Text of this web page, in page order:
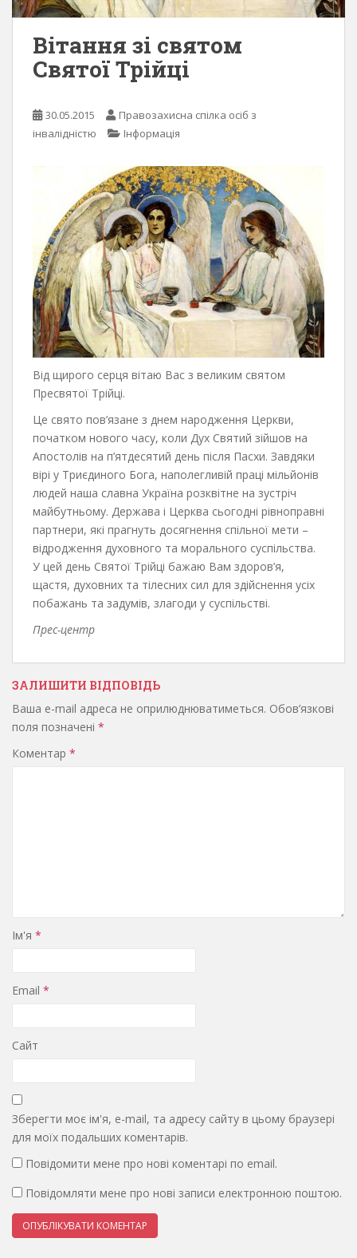
Вітання зі святом
Святої Трійці
30.05.2015
Правозахисна спілка осіб з
інвалідністю
Інформація
Від щирого серця вітаю Вас з великим святом
Пресвятої Трійці.
Це свято пов’язане з днем народження Церкви,
початком нового часу, коли Дух Святий зійшов на
Апостолів на п’ятдесятий день після Пасхи. Завдяки
вірі у Триєдиного Бога, наполегливій праці мільйонів
людей наша славна Україна розквітне на зустріч
майбутньому. Держава і Церква сьогодні рівноправні
партнери, які прагнуть досягнення спільної мети –
відродження духовного та морального суспільства.
У цей день Святої Трійці бажаю Вам здоров’я,
щастя, духовних та тілесних сил для здійснення усіх
побажань та задумів, злагоди у суспільстві.
Прес-центр
ЗАЛИШИТИ ВІДПОВІДЬ
Ваша e-mail адреса не оприлюднюватиметься. Обов’язкові
поля позначені *
Коментар *
Ім'я *
Email *
Сайт
Зберегти моє ім'я, e-mail, та адресу сайту в цьому браузері
для моїх подальших коментарів.
Повідомити мене про нові коментарі по email.
Повідомляти мене про нові записи електронною поштою.